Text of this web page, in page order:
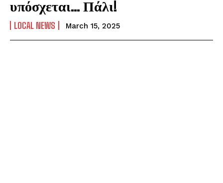
υπόσχεται… Πάλι!
LOCAL NEWS March 15, 2025